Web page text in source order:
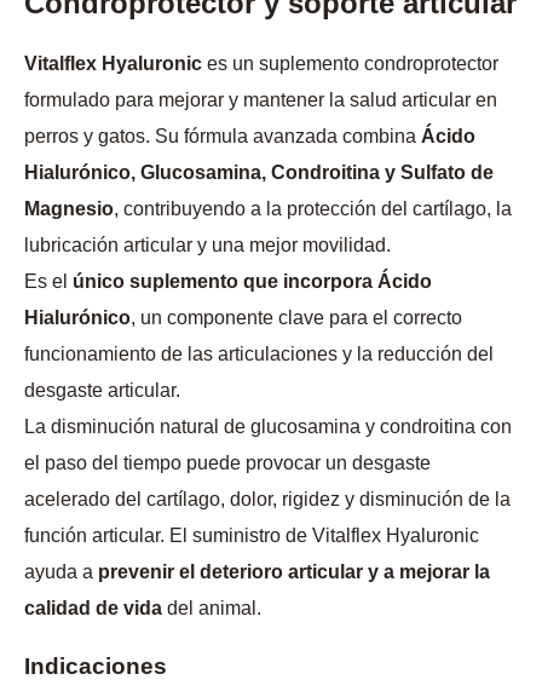
Vitalflex Hyaluronic es un suplemento condroprotector
formulado para mejorar y mantener la salud articular en
perros y gatos. Su fórmula avanzada combina Ácido
Hialurónico, Glucosamina, Condroitina y Sulfato de
Magnesio, contribuyendo a la protección del cartílago, la
lubricación articular y una mejor movilidad.
Es el único suplemento que incorpora Ácido
Hialurónico, un componente clave para el correcto
funcionamiento de las articulaciones y la reducción del
desgaste articular.
La disminución natural de glucosamina y condroitina con
el paso del tiempo puede provocar un desgaste
acelerado del cartílago, dolor, rigidez y disminución de la
función articular. El suministro de Vitalflex Hyaluronic
ayuda a prevenir el deterioro articular y a mejorar la
calidad de vida del animal.
Indicaciones